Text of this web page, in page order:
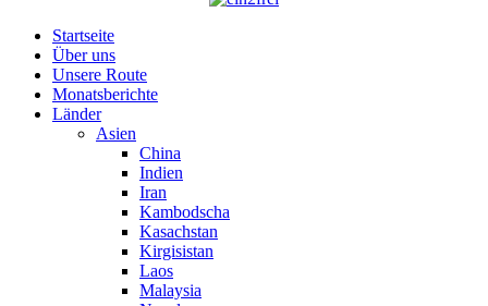
Startseite
Über uns
Unsere Route
Monatsberichte
Länder
Asien
China
Indien
Iran
Kambodscha
Kasachstan
Kirgisistan
Laos
Malaysia